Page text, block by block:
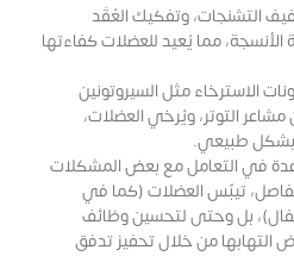
التشنجات، وتفكيك العُقَد
الأنسجة، مما يُعيد للعضلات كفاءتها
الاسترخاء مثل السيروتونين
التوتر، ويُرخي العضلات،
بشكل طبيعي.
في التعامل مع بعض المشكلات
تيبّس العضلات (كما في
بل وحتى لتحسين وظائف
التهابها من خلال تحفيز تدفق